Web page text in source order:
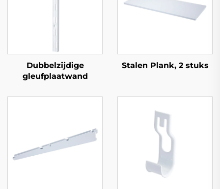
Dubbelzijdige
gleufplaatwand
Stalen Plank, 2 stuks